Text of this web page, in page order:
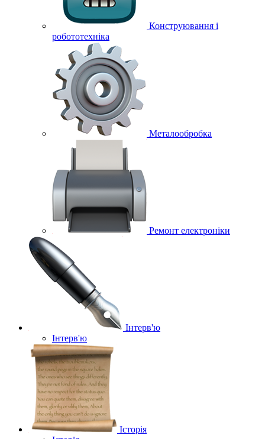
Конструювання і
робототехніка
Металообробка
Ремонт електроніки
Інтерв'ю
Інтерв'ю
Історія